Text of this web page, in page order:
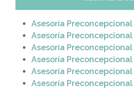
Asesoría
Asesoría Preconcepcional
Asesoría
Asesoría
Asesoría
Asesoría